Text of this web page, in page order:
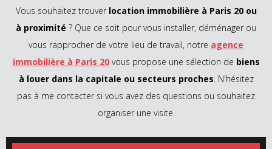
Vous souhaitez trouver location immobilière à Paris 20 ou
à proximité ? Que ce soit pour vous installer, déménager ou
vous rapprocher de votre lieu de travail, notre agence
immobilière à Paris 20vous propose une sélection de biens
à louer dans la capitale ou secteurs proches. N'hésitez
pas à me contacter si vous avez des questions ou souhaitez
organiser une visite.